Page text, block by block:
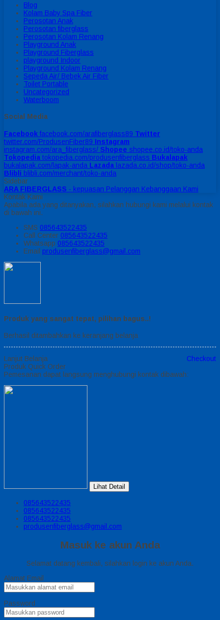
Blog
Kolam Baby Spa Fiber
Perosotan Anak
Perosotan fiberglass
Perosotan Kolam Renang
Playground Anak
Playground Fiberglass
playground Indoor
Playground Kolam Renang
Sepeda Air/ Bebek Air Fiber
Toilet Portable
Uncategorized
Waterboom
Social Media
Facebook facebook.com/arafiberglass89 Twitter
twitter.com/ProdusenFiber89 Instagram
instagram.com/ara_fiberglass/ Shopee shopee.co.id/toko-anda
Tokopedia tokopedia.com/produsenfiberglass Bukalapak
bukalapak.com/lapak-anda Lazada lazada.co.id/shop/toko-anda
Blibli blibli.com/merchant/toko-anda
Sidebar
ARA FIBERGLASS - kepuasan Pelanggan Kebanggaan Kami
Kontak Kami
Apabila ada yang ditanyakan, silahkan hubungi kami melalui kontak
di bawah ini.
SMS 085643522435
Call Center 085643522435
Whatsapp 085643522435
Email produsenfiberglass@gmail.com
Produk yang sangat tepat, pilihan bagus..!
Berhasil ditambahkan ke keranjang belanja
Lanjut Belanja
Checkout
Produk Quick Order
Pemesanan dapat langsung menghubungi kontak dibawah:
Lihat Detail
085643522435
085643522435
085643522435
produsenfiberglass@gmail.com
Masuk ke akun Anda
Selamat datang kembali, silahkan login ke akun Anda.
Alamat Email
Password